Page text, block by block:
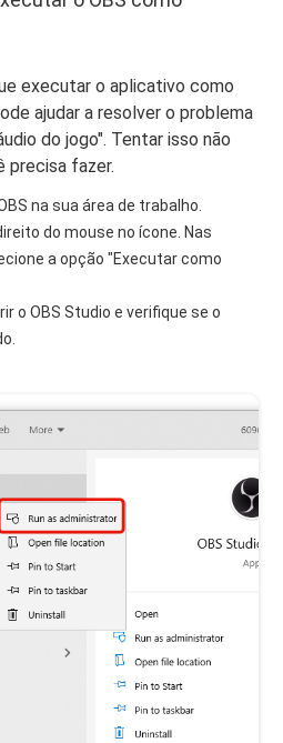
executar o aplicativo como
ajudar a resolver o problema
do jogo". Tentar isso não
precisa fazer.
na sua área de trabalho.
do mouse no ícone. Nas
a opção "Executar como
o OBS Studio e verifique se o